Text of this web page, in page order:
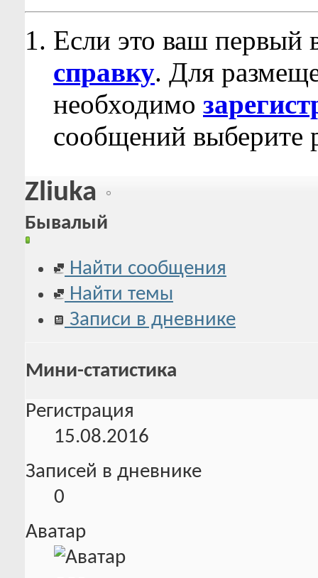
Если это ваш первый
справку. Для
необходимо
сообщений выберите
Zliuka
Бывалый
Найти сообщения
Найти темы
Записи в дневнике
Мини-статистика
Регистрация
15.08.2016
Записей в дневнике
0
Аватар